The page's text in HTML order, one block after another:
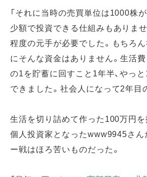
「それに当時の売買単位は1000株
少額で投資できる仕組みもありま
程度の元手が必要でした。もちろ
にそんな資金はありません。生活
の1を貯蓄に回すこと1年半、やっ
できました。社会人になって2年目
生活を切り詰めて作った100万円を
個人投資家となったwww9945さん
ー戦はほろ苦いものだった。